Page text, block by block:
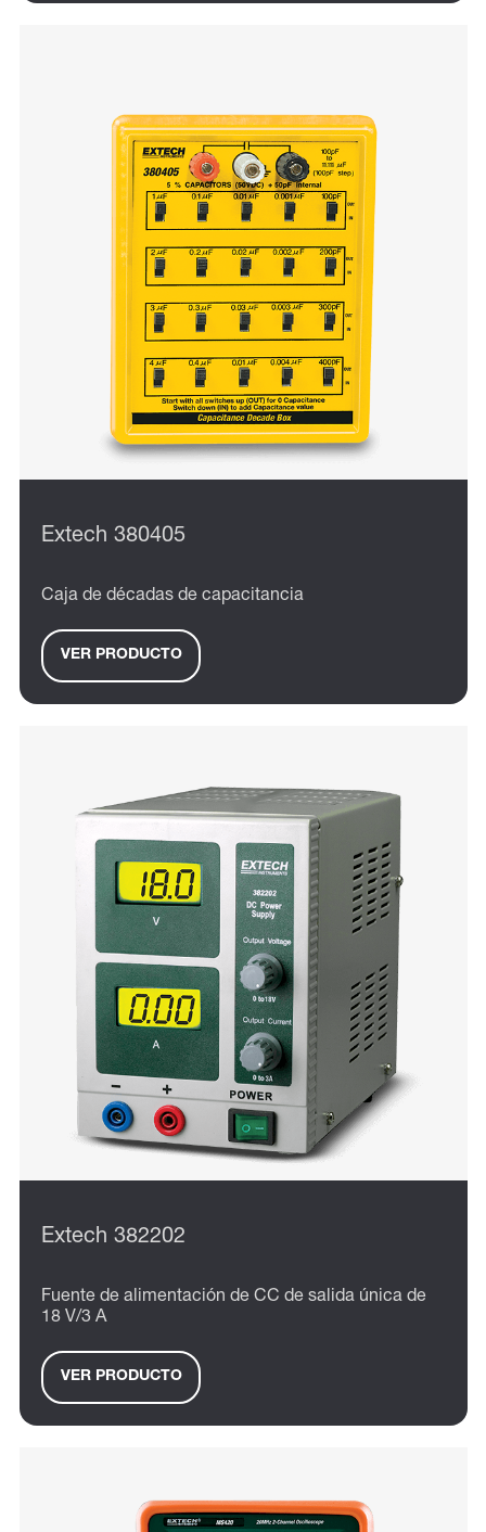
Extech 380405
Caja de décadas de capacitancia
VER PRODUCTO
Extech 382202
Fuente de alimentación de CC de salida única de
18 V/3 A
VER PRODUCTO